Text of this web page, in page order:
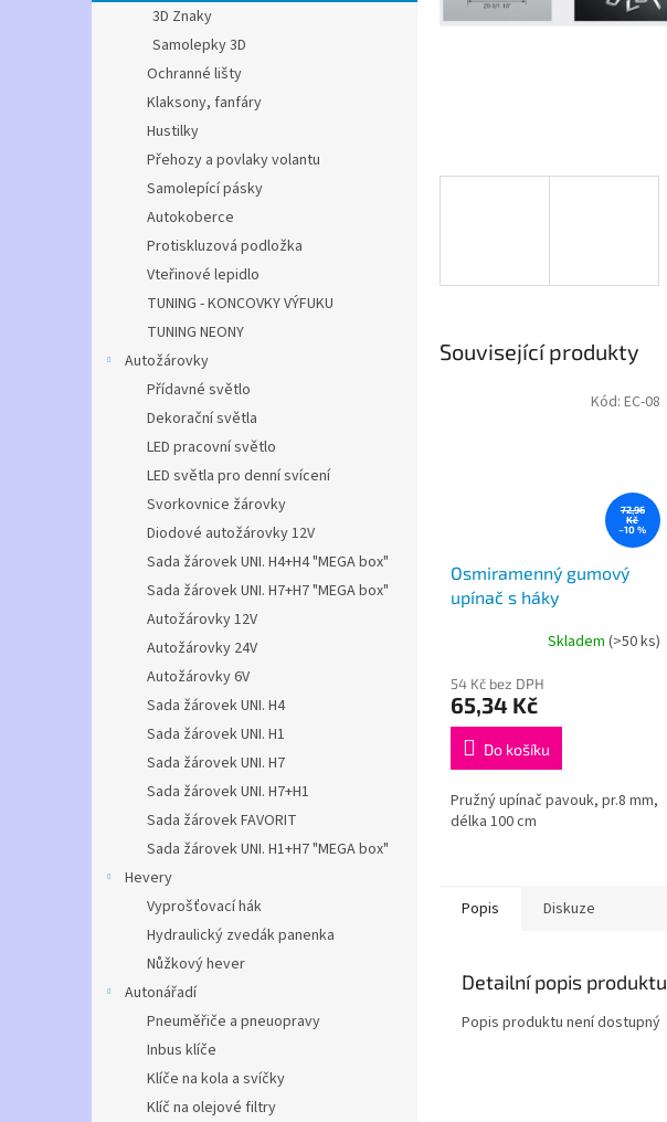
3D Znaky
Samolepky 3D
Ochranné lišty
Klaksony, fanfáry
Hustilky
Přehozy a povlaky volantu
Samolepící pásky
Autokoberce
Protiskluzová podložka
Vteřinové lepidlo
TUNING - KONCOVKY VÝFUKU
TUNING NEONY
Autožárovky
Přídavné světlo
Dekorační světla
LED pracovní světlo
LED světla pro denní svícení
Svorkovnice žárovky
Diodové autožárovky 12V
Sada žárovek UNI. H4+H4 "MEGA box"
Sada žárovek UNI. H7+H7 "MEGA box"
Autožárovky 12V
Autožárovky 24V
Autožárovky 6V
Sada žárovek UNI. H4
Sada žárovek UNI. H1
Sada žárovek UNI. H7
Sada žárovek UNI. H7+H1
Sada žárovek FAVORIT
Sada žárovek UNI. H1+H7 "MEGA box"
Hevery
Vyprošťovací hák
Hydraulický zvedák panenka
Nůžkový hever
Autonářadí
Pneuměřiče a pneuopravy
Inbus klíče
Klíče na kola a svíčky
Klíč na olejové filtry
Související produkty
72,96
Kč
–10 %
Osmiramenný gumový
upínač s háky
Skladem (>50 ks)
54 Kč bez DPH
65,34 Kč
Do košíku
Pružný upínač pavouk, pr.8 mm,
délka 100 cm
Kód: EC-08
Popis Diskuze
Detailní popis produktu
Popis produktu není dostupný